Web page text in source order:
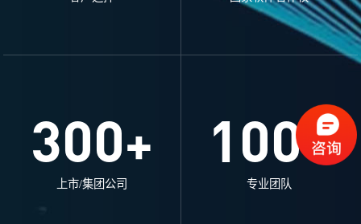
300+
上市/集团公司
100+
专业团队